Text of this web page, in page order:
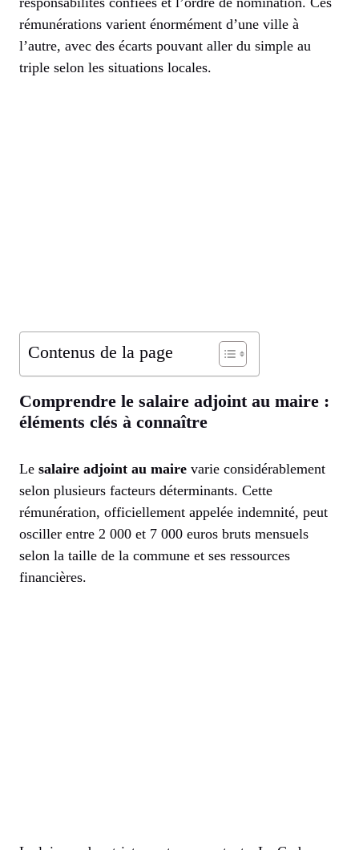
rémunérations varient énormément d’une ville à
l’autre, avec des écarts pouvant aller du simple au
triple selon les situations locales.
Contenus de la page
Comprendre le salaire adjoint au maire :
éléments clés à connaître
Le salaire adjoint au maire varie considérablement
selon plusieurs facteurs déterminants. Cette
rémunération, officiellement appelée indemnité, peut
osciller entre 2 000 et 7 000 euros bruts mensuels
selon la taille de la commune et ses ressources
financières.